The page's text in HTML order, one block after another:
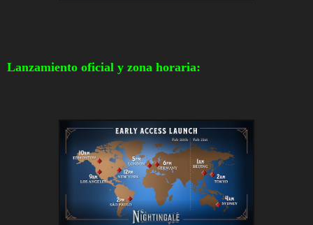
Lanzamiento oficial y zona horaria: